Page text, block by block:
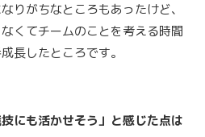
りがちなところもあったけど、
くてチームのことを考える時間
長したところです。
にも活かせそう」と感じた点は